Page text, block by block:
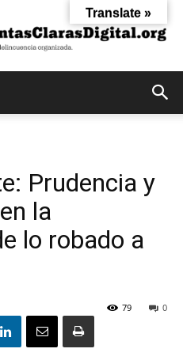
Claras
Digital
Prudencia y
la
lo robado a
0
79
Translate »